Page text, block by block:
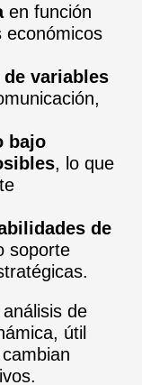
en función
económicos
variables
bajo
, lo que
de
soporte
de
útil